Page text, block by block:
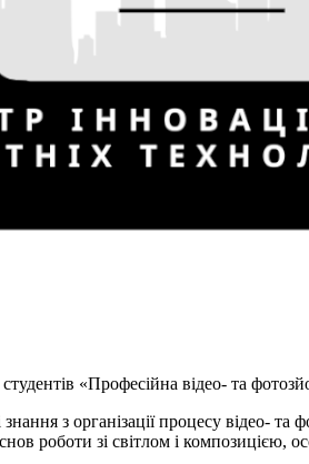
«Професійна відео- та
з організації процесу відео-
роботи зі світлом і композицією,